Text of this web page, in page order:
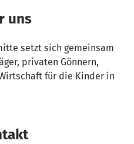
uns
setzt sich gemeinsam
privaten Gönnern,
für die Kinder in